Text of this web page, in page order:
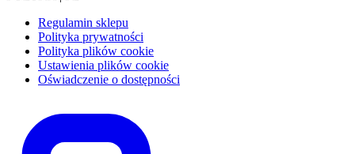
Regulamin sklepu
Polityka prywatności
Polityka plików cookie
Ustawienia plików cookie
Oświadczenie o dostępności